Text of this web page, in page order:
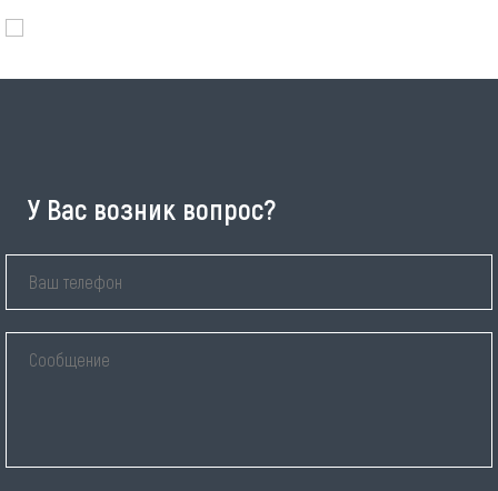
У Вас возник вопрос?